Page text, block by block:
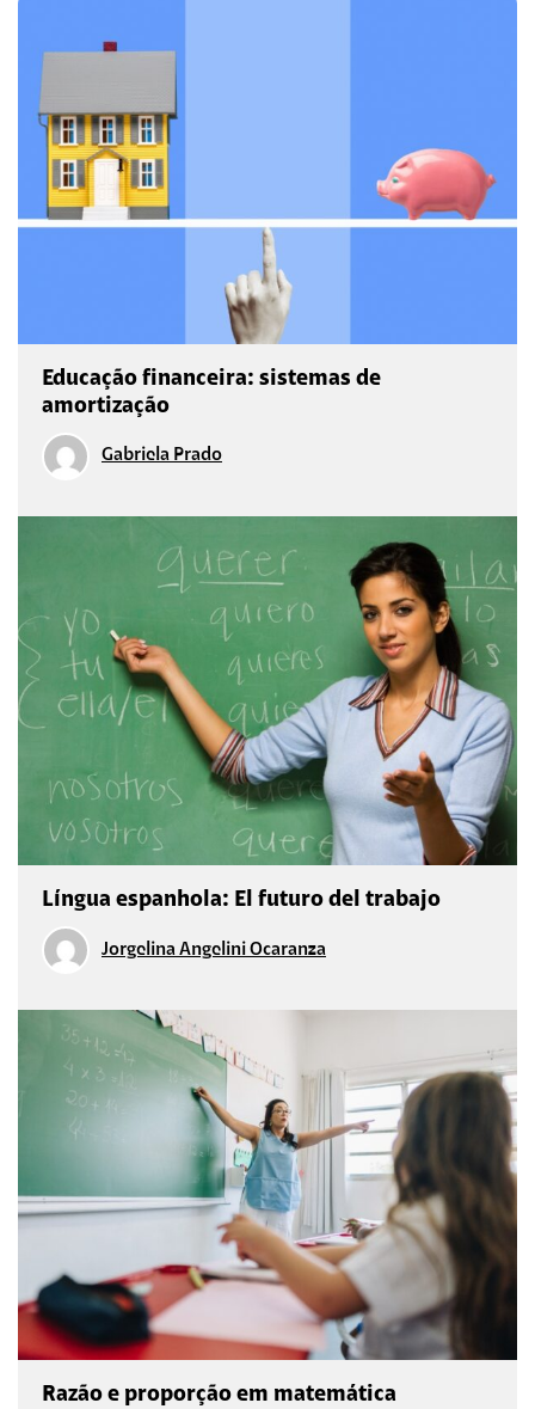
Educação financeira: sistemas de
amortização
Gabriela Prado
Língua espanhola: El futuro del trabajo
Jorgelina Angelini Ocaranza
Razão e proporção em matemática